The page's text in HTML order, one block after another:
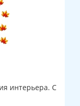
интерьера. С